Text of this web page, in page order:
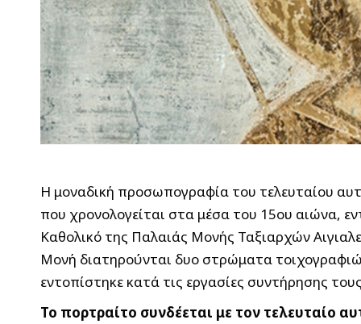
Η μοναδική προσωπογραφία του τελευταίου
που χρονολογείται στα μέσα του 15ου αιώνα,
Καθολικό της Παλαιάς Μονής Ταξιαρχών
Μονή διατηρούνται δυο στρώματα
εντοπίστηκε κατά τις εργασίες συντήρησης
Το πορτραίτο συνδέεται με τον τελευταίο